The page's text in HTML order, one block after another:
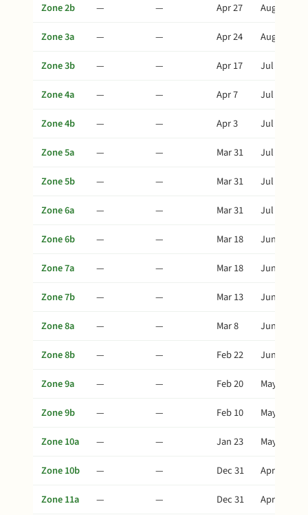
Zone 2b
— — Apr 27
Aug 5
Zone 3a
— — Apr 24
Aug 2
Zone 3b
— — Apr 17
Jul 26
Zone 4a
— — Apr 7
Jul 16
Zone 4b
— — Apr 3
Jul 12
Zone 5a
— — Mar 31
Jul 9
Zone 5b
— — Mar 31
Jul 9
Zone 6a
— — Mar 31
Jul 9
Zone 6b
— — Mar 18
Jun 26
Zone 7a
— — Mar 18
Jun 26
Zone 7b
— — Mar 13
Jun 21
Zone 8a
— — Mar 8
Jun 16
Zone 8b
— — Feb 22
Jun 2
Zone 9a
— — Feb 20
May 31
Zone 9b
— — Feb 10
May 21
Zone 10a
— — Jan 23
May 3
Zone 10b
— — Dec 31
Apr 10
Zone 11a
— — Dec 31 Apr 10